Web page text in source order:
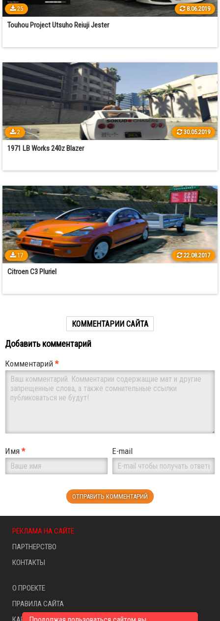
25 8.06.2019
Touhou Project Utsuho Reiuji Jester
2 30.05.2019
1971 LB Works 240z Blazer
17 22.08.2017
Citroen C3 Pluriel
КОММЕНТАРИИ САЙТА
Добавить комментарий
Комментарий*
Имя* E-mail
РЕКЛАМА НА САЙТЕ
ПАРТНЕРСТВО
КОНТАКТЫ
О ПРОЕКТЕ
ПРАВИЛА САЙТА